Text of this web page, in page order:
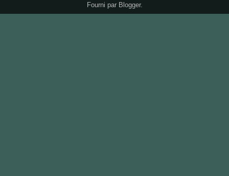
Fourni par Blogger.